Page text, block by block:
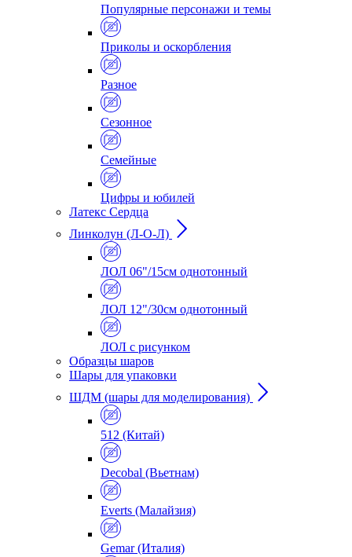
Популярные персонажи и темы
Приколы и оскорбления
Разное
Сезонное
Семейные
Цифры и юбилей
Латекс Сердца
Линколун (Л-О-Л)
ЛОЛ 06"/15см однотонный
ЛОЛ 12"/30см однотонный
ЛОЛ с рисунком
Образцы шаров
Шары для упаковки
ШДМ (шары для моделирования)
512 (Китай)
Decobal (Вьетнам)
Everts (Малайзия)
Gemar (Италия)